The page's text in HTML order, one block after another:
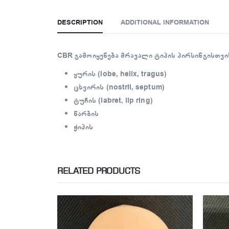
DESCRIPTION ADDITIONAL INFORMATION
CBR გამოიყენება მრავალი ტიპის
ყურის (lobe, helix, tragus)
ცხვირის (nostril, septum)
ტუჩის (labret, lip ring)
წარბის
ჭიპის
RELATED PRODUCTS